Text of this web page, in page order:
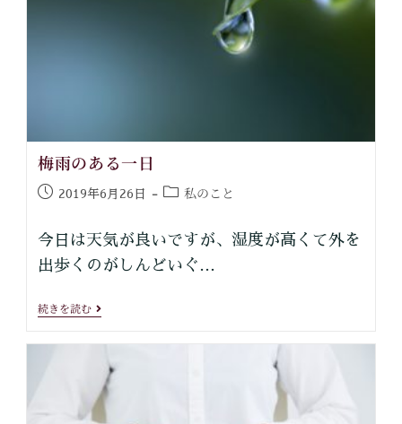
梅雨のある一日
2019年6月26日 私のこと
今日は天気が良いですが、湿度が高くて外を
出歩くのがしんどいぐ…
続きを読む